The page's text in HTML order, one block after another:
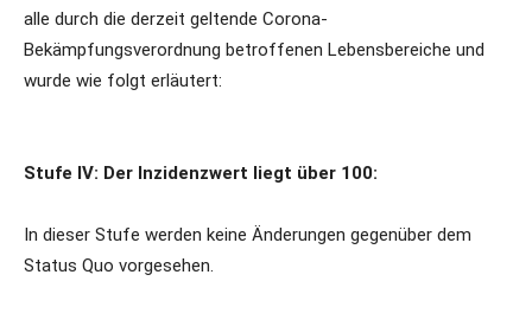
alle durch die derzeit geltende Corona-
Bekämpfungsverordnung betroffenen Lebensbereiche und
wurde wie folgt erläutert:
Stufe IV: Der Inzidenzwert liegt über 100:
In dieser Stufe werden keine Änderungen gegenüber dem
Status Quo vorgesehen.